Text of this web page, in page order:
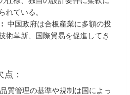
れている。
中国政府は合板産業に多額の投
術革新、国際貿易を促進してき
：
品質管理の基準や規制は国によっ